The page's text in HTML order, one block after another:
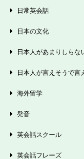
日常英会話
日本の文化
日本人があまりしらな
日本人が言えそうで言
海外留学
発音
英会話スクール
英会話フレーズ